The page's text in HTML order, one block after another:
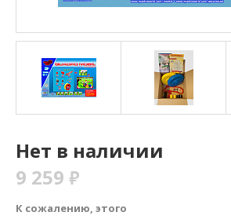
Нет в наличии
9 259 ₽
К сожалению, этого